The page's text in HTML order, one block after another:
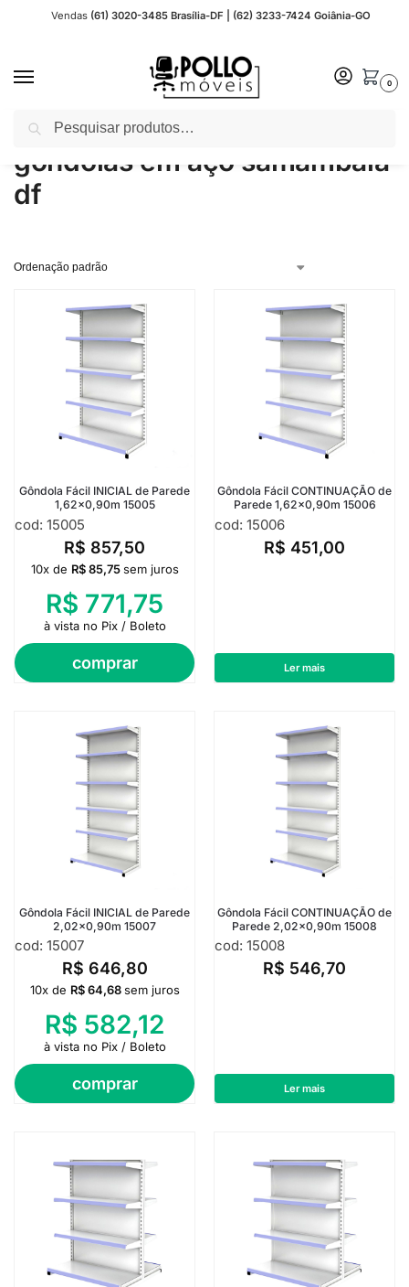
Vendas (61) 3020-3485 Brasília-DF | (62) 3233-7424 Goiânia-GO
0
Início Produtos marcados com a tag “gondolas em aço samambaia df”
gondolas em aço samambaia
df
Gôndola Fácil INICIAL de Parede
1,62×0,90m 15005
cod: 15005
R$ 857,50
comprar
10x de R$85,75 sem juros
R$ 771,75
à vista no Pix / Boleto
Gôndola Fácil CONTINUAÇÃO de
Parede 1,62×0,90m 15006
cod: 15006
R$ 451,00
Ler mais
Gôndola Fácil INICIAL de Parede
2,02×0,90m 15007
cod: 15007
R$ 646,80
comprar
10x de R$64,68 sem juros
R$ 582,12
à vista no Pix / Boleto
Gôndola Fácil CONTINUAÇÃO de
Parede 2,02×0,90m 15008
cod: 15008
R$ 546,70
Ler mais